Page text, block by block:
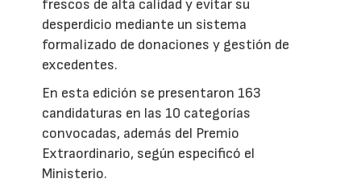
frescos de alta calidad y evitar su
desperdicio mediante un sistema
formalizado de donaciones y gestión de
excedentes.
En esta edición se presentaron 163
candidaturas en las 10 categorías
convocadas, además del Premio
Extraordinario, según especificó el
Ministerio.